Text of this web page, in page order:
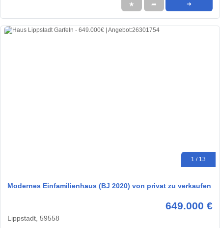
★ ➦ ➜
1 / 13
Modernes Einfamilienhaus (BJ 2020) von privat zu verkaufen
649.000 €
Lippstadt, 59558